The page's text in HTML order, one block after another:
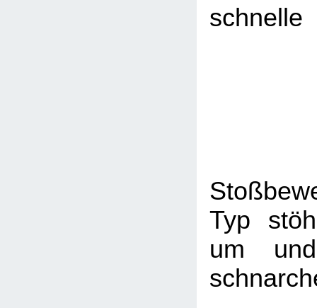
schnelle
Typ
um